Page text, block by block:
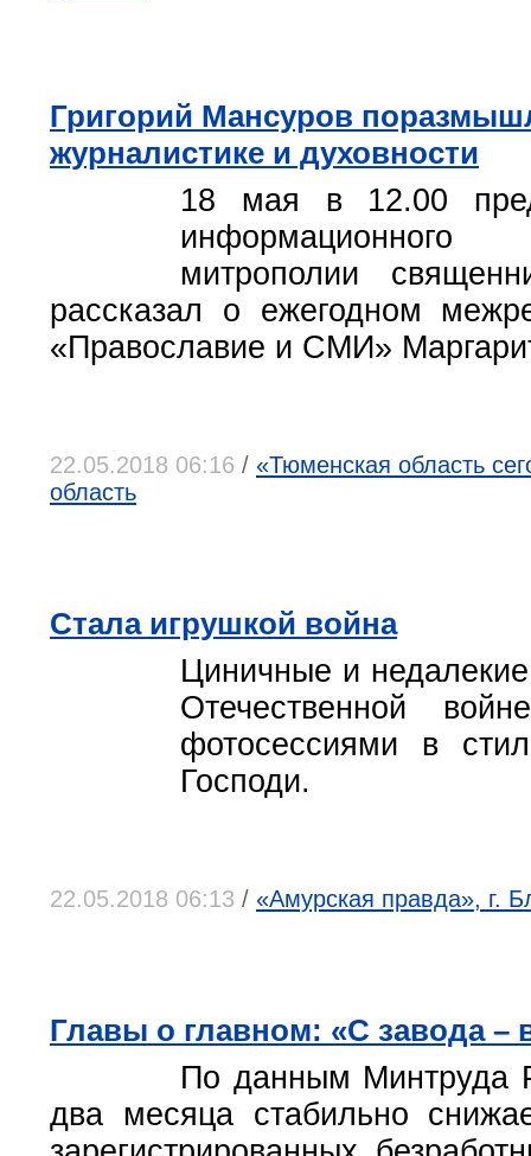
Григорий Мансуров
журналистике и духовности
18 мая в 12.00
митрополии
рассказал о ежегодном
«Православие и СМИ»
22.05.2018 06:16 / «Тюменская область
область
Стала игрушкой война
Циничные и
Отечественной
фотосессиями в
Господи.
22.05.2018 06:13 / «Амурская правда», г.
Главы о главном: «С завода –
По данным Минтруда
два месяца стабильно